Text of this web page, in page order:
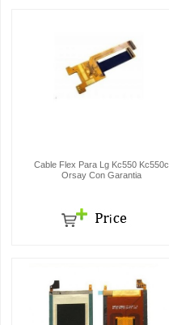
Cable Flex Para Lg Kc550 Kc550c
Orsay Con Garantia